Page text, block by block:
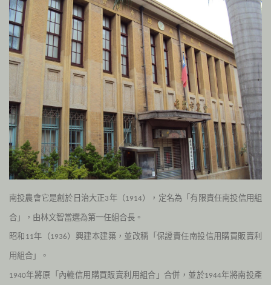
南投農會它是創於日治大正3年（1914），定名為「有限責任南投信用組
合」，由林文智當選為第一任組合長。
昭和 11年（1936）興建本建築，並改稱「保證責任南投信用購買販賣利
用組合」。
1940年將原「內轆信用購買販賣利用組合」合併，並於1944年將南投產